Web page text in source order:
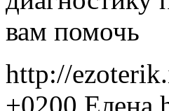
вам помочь
http://